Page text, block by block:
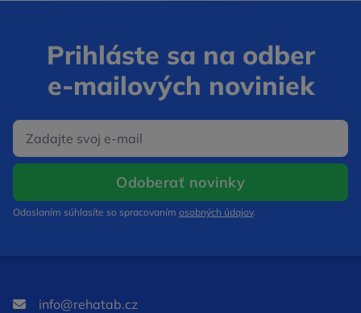
Prihláste sa na odber
e‑mailových noviniek
E‑mail
Odoberať novinkyOtvorí sa v
Odoslaním súhlasíte so spracovaním osobných údajov.
info@rehatab.cz